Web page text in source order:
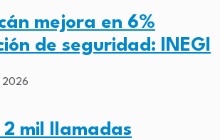
mejora en 6%
de seguridad: INEGI
2026
2 mil llamadas